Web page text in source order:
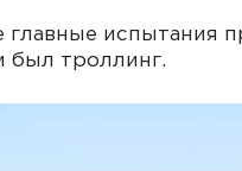
испытания
был троллинг.